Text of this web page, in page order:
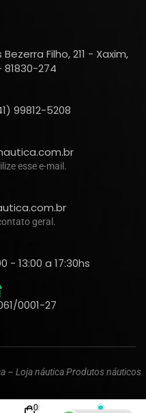
0
Filho, 211 - Xaxim,
274
99812-5208
esse e-mail.
geral.
- 13:00 a 17:30hs
0001-27
– Loja náutica Produtos náuticos